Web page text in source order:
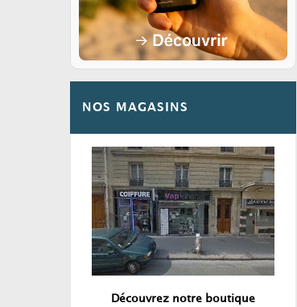
NOS MAGASINS
Découvrez notre boutique